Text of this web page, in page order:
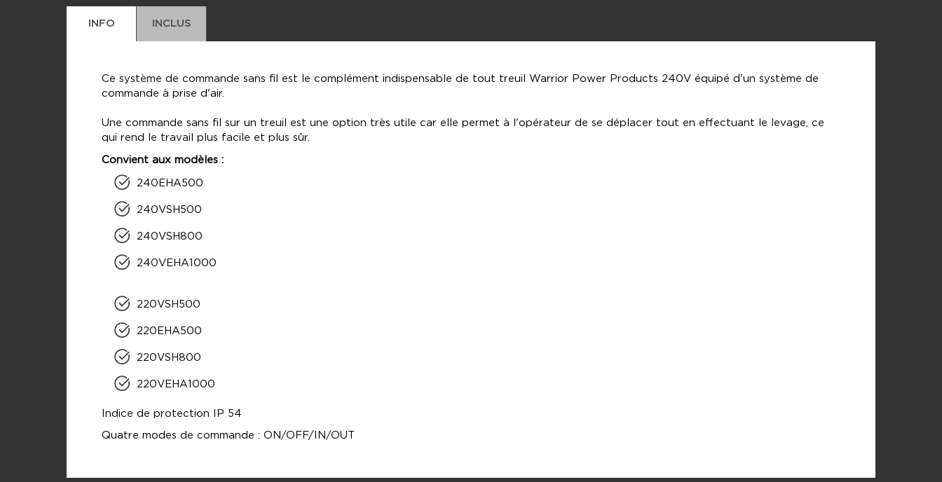
INFO INCLUS
Ce système de commande sans fil est le complément indispensable de tout treuil Warrior Power Products 240V équipé d'un système de
commande à prise d'air.
Une commande sans fil sur un treuil est une option très utile car elle permet à l'opérateur de se déplacer tout en effectuant le levage, ce
qui rend le travail plus facile et plus sûr.
Convient aux modèles :
240EHA500
240VSH500
240VSH800
240VEHA1000
220VSH500
220EHA500
220VSH800
220VEHA1000
Indice de protection IP 54
Quatre modes de commande : ON/OFF/IN/OUT